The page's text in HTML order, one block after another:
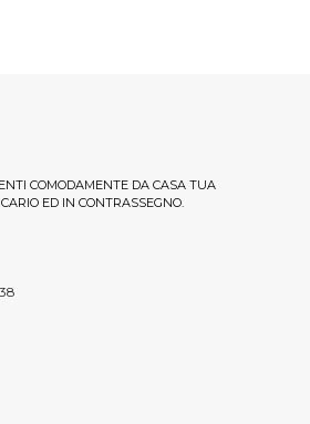
COMODAMENTE DA CASA TUA
ED IN CONTRASSEGNO.